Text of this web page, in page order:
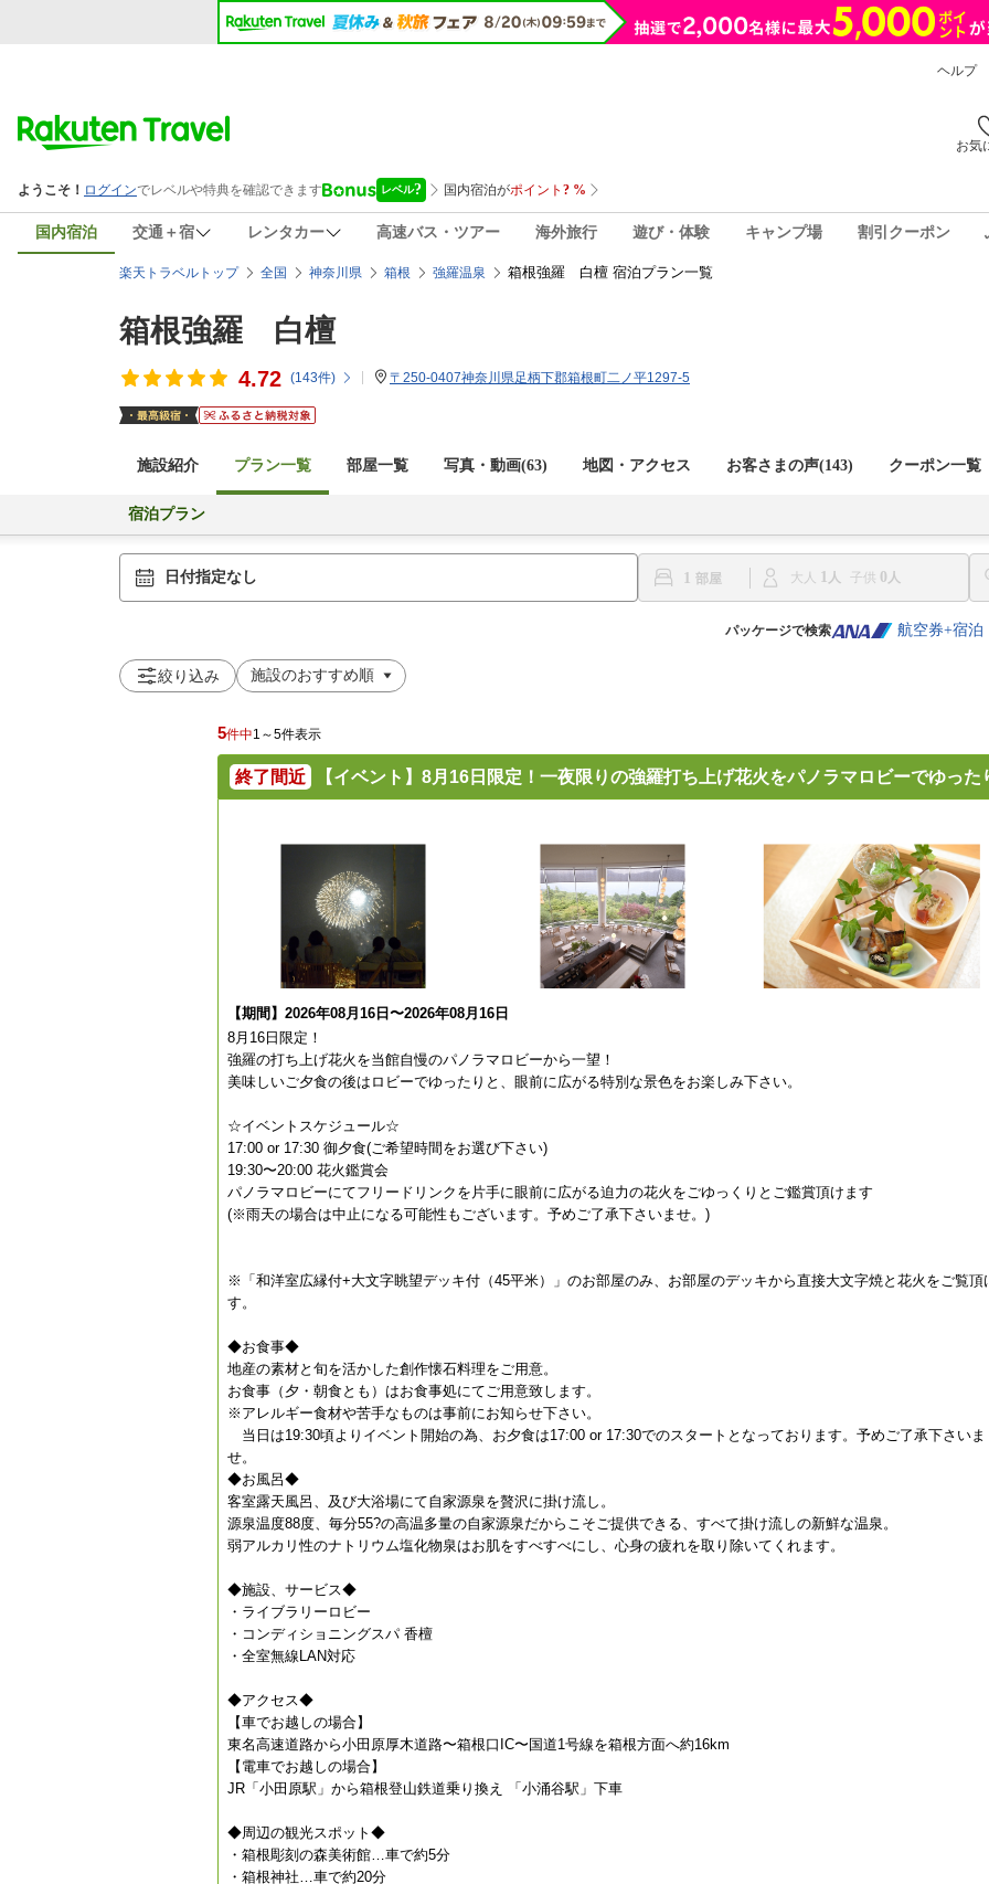
ヘルプ
お気
国内宿泊 交通＋宿 レンタカー 高速バス・ツアー 海外旅行 遊び・体験 キャンプ場 割引クーポン
楽天トラベルトップ 全国 神奈川県 箱根 強羅温泉 箱根強羅 白檀 宿泊プラン一覧
箱根強羅 白檀
4.72 (143件) 〒250-0407神奈川県足柄下郡箱根町二ノ平1297-5
施設紹介 プラン一覧 部屋一覧 写真・動画(63) 地図・アクセス お客さまの声(143) クーポン一覧
宿泊プラン
日付指定なし 1 大人 1 子供 0
パッケージで検索 航空券+宿泊
絞り込み
5件中1～5件表示
終了間近 【イベント】8月16日限定！一夜限りの強羅打ち上げ花火をパノラマロビーでゆった
【期間】2026年08月16日〜2026年08月16日
8月16日限定！
強羅の打ち上げ花火を当館自慢のパノラマロビーから一望！
美味しいご夕食の後はロビーでゆったりと、眼前に広がる特別な景色をお楽しみ下さい。
☆イベントスケジュール☆
17:00 or 17:30 御夕食(ご希望時間をお選び下さい)
19:30〜20:00 花火鑑賞会
パノラマロビーにてフリードリンクを片手に眼前に広がる迫力の花火をごゆっくりとご鑑賞頂けます
(※雨天の場合は中止になる可能性もございます。予めご了承下さいませ。)
※「和洋室広縁付+大文字眺望デッキ付（45平米）」のお部屋のみ、お部屋のデッキから直接大文字焼と花火をご覧頂
す。
◆お食事◆
地産の素材と旬を活かした創作懐石料理をご用意。
お食事（夕・朝食とも）はお食事処にてご用意致します。
※アレルギー食材や苦手なものは事前にお知らせ下さい。
当日は19:30頃よりイベント開始の為、お夕食は17:00 or 17:30でのスタートとなっております。予めご了承下さいま
せ。
◆お風呂◆
客室露天風呂、及び大浴場にて自家源泉を贅沢に掛け流し。
源泉温度88度、毎分55?の高温多量の自家源泉だからこそご提供できる、すべて掛け流しの新鮮な温泉。
弱アルカリ性のナトリウム塩化物泉はお肌をすべすべにし、心身の疲れを取り除いてくれます。
◆施設、サービス◆
・ライブラリーロビー
・コンディショニングスパ 香檀
・全室無線LAN対応
◆アクセス◆
【車でお越しの場合】
東名高速道路から小田原厚木道路〜箱根口IC〜国道1号線を箱根方面へ約16km
【電車でお越しの場合】
JR「小田原駅」から箱根登山鉄道乗り換え 「小涌谷駅」下車
◆周辺の観光スポット◆
・箱根彫刻の森美術館…車で約5分
・箱根神社…車で約20分